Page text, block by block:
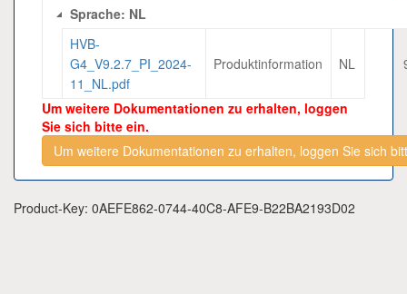
Sprache: NL
HVB-
G4_V9.2.7_PI_2024-
11_NL.pdf
Produktinformation NL
Um weitere Dokumentationen zu erhalten, loggen
Sie sich bitte ein.
Um weitere Dokumentationen zu erhalten, loggen Sie sich
Product-Key: 0AEFE862-0744-40C8-AFE9-B22BA2193D02